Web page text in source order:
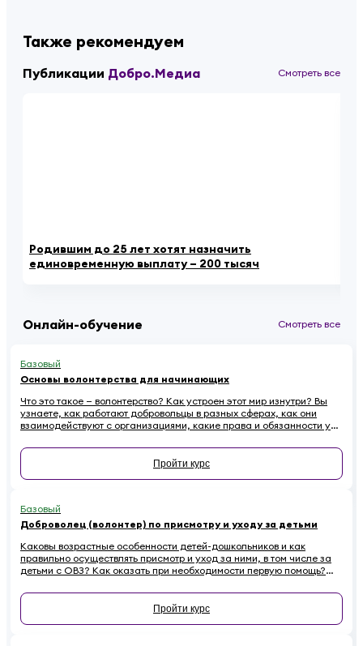
Также рекомендуем
Публикации Добро.Медиа Смотреть все
Родившим до 25 лет хотят назначить
единовременную выплату – 200 тысяч
Онлайн-обучение Смотреть все
Базовый
Основы волонтерства для начинающих
Что это такое — волонтерство? Как устроен этот мир изнутри? Вы
узнаете, как работают добровольцы в разных сферах, как они
взаимодействуют с организациями, какие права и обязанности у
распространенных ошибок.
Пройти курс
Базовый
Доброволец (волонтер) по присмотру и уходу за детьми
Каковы возрастные особенности детей-дошкольников и как
правильно осуществлять присмотр и уход за ними, в том числе за
детьми с ОВЗ? Как оказать при необходимости первую помощь?
добровольцев, работающих с детьми
Пройти курс